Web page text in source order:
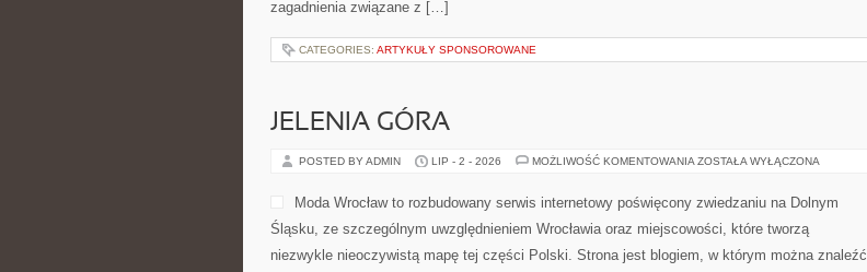
zagadnienia związane z […]
CATEGORIES: ARTYKUŁY SPONSOROWANE
JELENIA GÓRA
POSTED BY ADMIN LIP - 2 - 2026 MOŻLIWOŚĆ KOMENTOWANIA JELENIA
ZOSTAŁA WYŁĄCZONA
Moda Wrocław to rozbudowany serwis internetowy poświęcony zwiedzaniu na Dolnym
Śląsku, ze szczególnym uwzględnieniem Wrocławia oraz miejscowości, które tworzą
niezwykle nieoczywistą mapę tej części Polski. Strona jest blogiem, w którym można znaleźć